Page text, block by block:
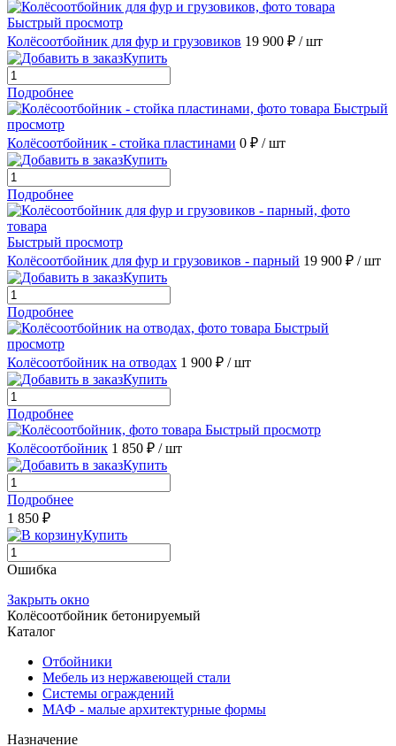
Быстрый просмотр
Колёсоотбойник для фур и грузовиков 19 900 ₽ / шт
Купить
Подробнее
Быстрый
просмотр
Колёсоотбойник - стойка пластинами 0 ₽ / шт
Купить
Подробнее
Быстрый просмотр
Колёсоотбойник для фур и грузовиков - парный 19 900 ₽ / шт
Купить
Подробнее
Быстрый
просмотр
Колёсоотбойник на отводах 1 900 ₽ / шт
Купить
Подробнее
Быстрый просмотр
Колёсоотбойник 1 850 ₽ / шт
Купить
Подробнее
1 850 ₽
Купить
Ошибка
Закрыть окно
Колёсоотбойник бетонируемый
Каталог
Отбойники
Мебель из нержавеющей стали
Системы ограждений
МАФ - малые архитектурные формы
Назначение